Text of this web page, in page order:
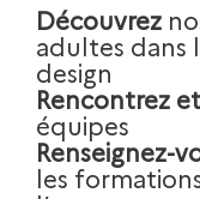
Découvrez
adultes dans
design
Rencontrez
équipes
Renseignez-
les